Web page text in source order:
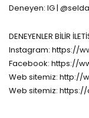
Deneyen: IG |
DENEYENLER BİLİR
Instagram: https://
Facebook: https://
Web sitemiz: http://
Web sitemiz: